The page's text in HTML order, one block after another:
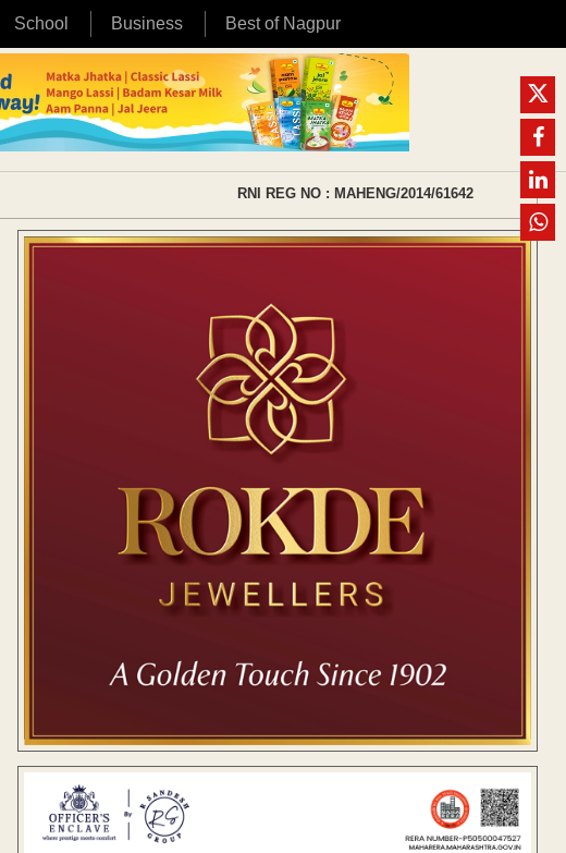
School Business Best of Nagpur
RNI REG NO : MAHENG/2014/61642